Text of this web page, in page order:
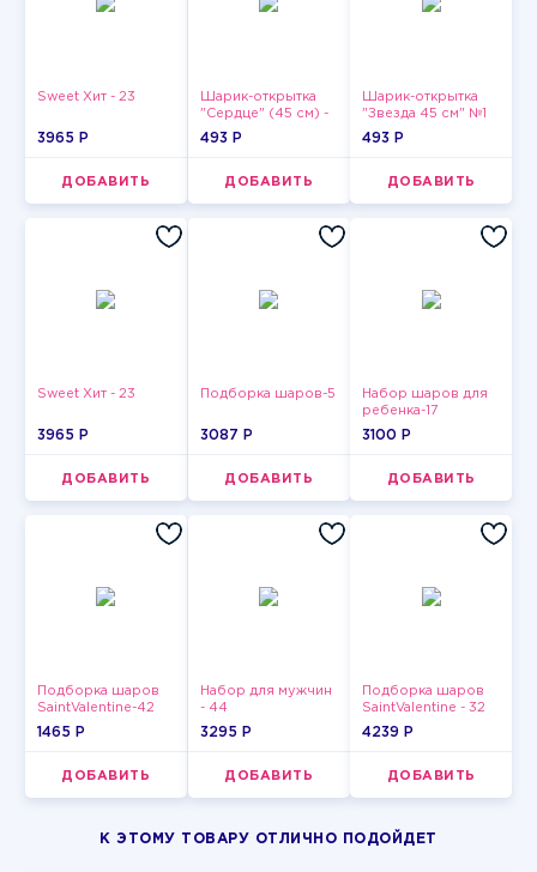
Sweet Хит - 23
3965 P
ДОБАВИТЬ
Шарик-открытка
"Сердце" (45 см) -
2
493 P
ДОБАВИТЬ
Шарик-открытка
"Звезда 45 см" №1
493 P
ДОБАВИТЬ
Sweet Хит - 23
3965 P
ДОБАВИТЬ
Подборка шаров-5
3087 P
ДОБАВИТЬ
Набор шаров для
ребенка-17
3100 P
ДОБАВИТЬ
Подборка шаров
SaintValentine-42
1465 P
ДОБАВИТЬ
Набор для мужчин
- 44
3295 P
ДОБАВИТЬ
Подборка шаров
SaintValentine - 32
4239 P
ДОБАВИТЬ
К ЭТОМУ ТОВАРУ ОТЛИЧНО ПОДОЙДЕТ